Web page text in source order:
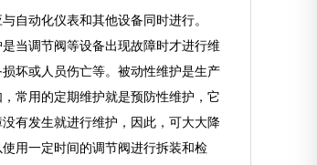
自动化仪表和其他设备同时进行。
当调节阀等设备出现故障时才进行维
坏或人员伤亡等。被动性维护是生产
常用的定期维护就是预防性维护，它
有发生就进行维护，因此，可大大降
用一定时间的调节阀进行拆装和检